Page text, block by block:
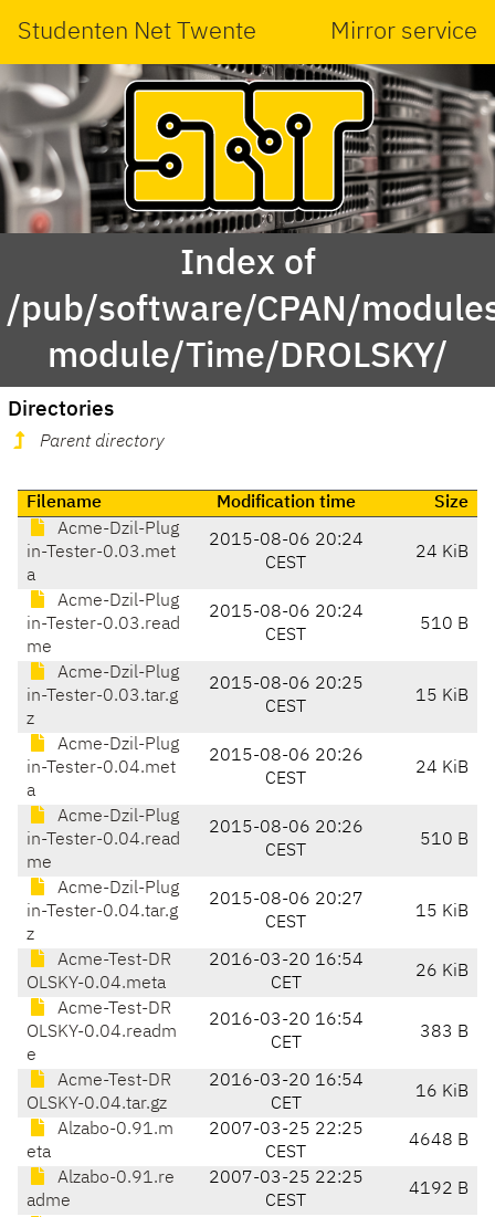
Studenten Net Twente Mirror service
Index of
/pub/software/CPAN/
module/Time/DROLSKY/
Directories
Parent directory
Filename Modification time
Size
Acme-Dzil-Plug
in-Tester-0.03.met
a
2015-08-06 20:24
CEST
24 KiB
Acme-Dzil-Plug
in-Tester-0.03.read
me
2015-08-06 20:24
CEST
510 B
Acme-Dzil-Plug
in-Tester-0.03.tar.g
z
2015-08-06 20:25
CEST
15 KiB
Acme-Dzil-Plug
in-Tester-0.04.met
a
2015-08-06 20:26
CEST
24 KiB
Acme-Dzil-Plug
in-Tester-0.04.read
me
2015-08-06 20:26
CEST
510 B
Acme-Dzil-Plug
in-Tester-0.04.tar.g
z
2015-08-06 20:27
CEST
15 KiB
Acme-Test-DR
OLSKY-0.04.meta
2016-03-20 16:54
CET
26 KiB
Acme-Test-DR
OLSKY-0.04.readm
e
2016-03-20 16:54
CET
383 B
Acme-Test-DR
OLSKY-0.04.tar.gz
2016-03-20 16:54
CET
16 KiB
Alzabo-0.91.m
eta
2007-03-25 22:25
CEST
4648 B
Alzabo-0.91.re
adme
2007-03-25 22:25
CEST
4192 B